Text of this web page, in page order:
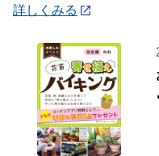
詳しくみる